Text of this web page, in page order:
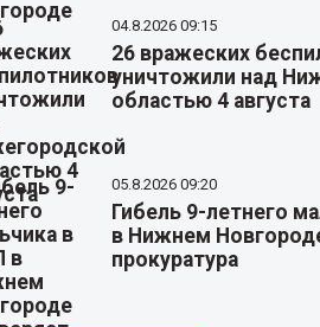
04.8.2026 09:15
26 вражеских
уничтожили над
областью 4 августа
05.8.2026 09:20
Гибель 9-летнего
в Нижнем
прокуратура